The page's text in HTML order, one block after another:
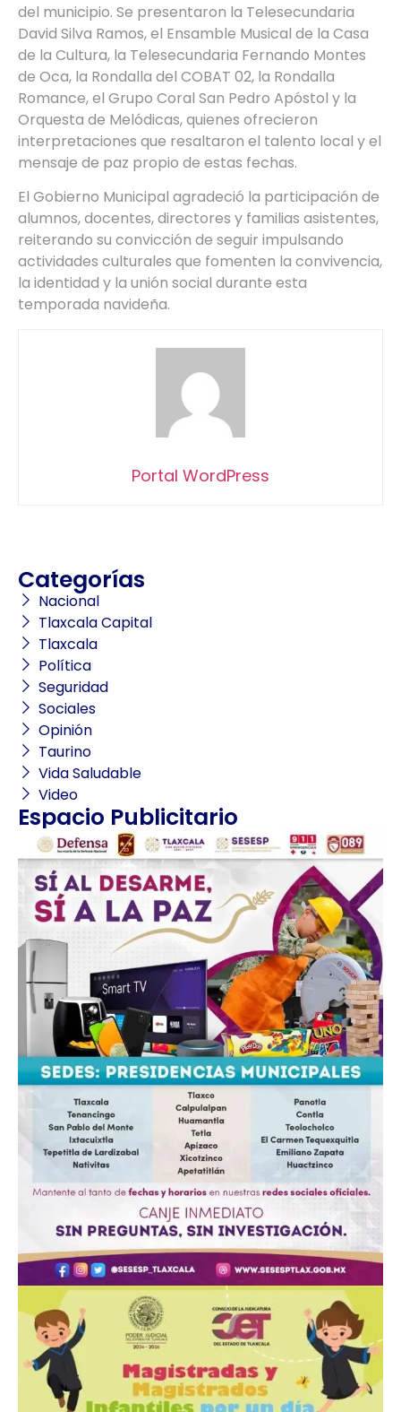
del municipio. Se presentaron la Telesecundaria
David Silva Ramos, el Ensamble Musical de la Casa
de la Cultura, la Telesecundaria Fernando Montes
de Oca, la Rondalla del COBAT 02, la Rondalla
Romance, el Grupo Coral San Pedro Apóstol y la
Orquesta de Melódicas, quienes ofrecieron
interpretaciones que resaltaron el talento local y el
mensaje de paz propio de estas fechas.
El Gobierno Municipal agradeció la participación de
alumnos, docentes, directores y familias asistentes,
reiterando su convicción de seguir impulsando
actividades culturales que fomenten la convivencia,
la identidad y la unión social durante esta
temporada navideña.
Portal WordPress
Categorías
Nacional
Tlaxcala Capital
Tlaxcala
Política
Seguridad
Sociales
Opinión
Taurino
Vida Saludable
Video
Espacio Publicitario